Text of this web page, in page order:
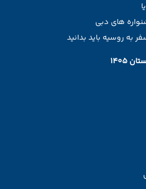
های دبی
به روسیه باید بدانید
1405